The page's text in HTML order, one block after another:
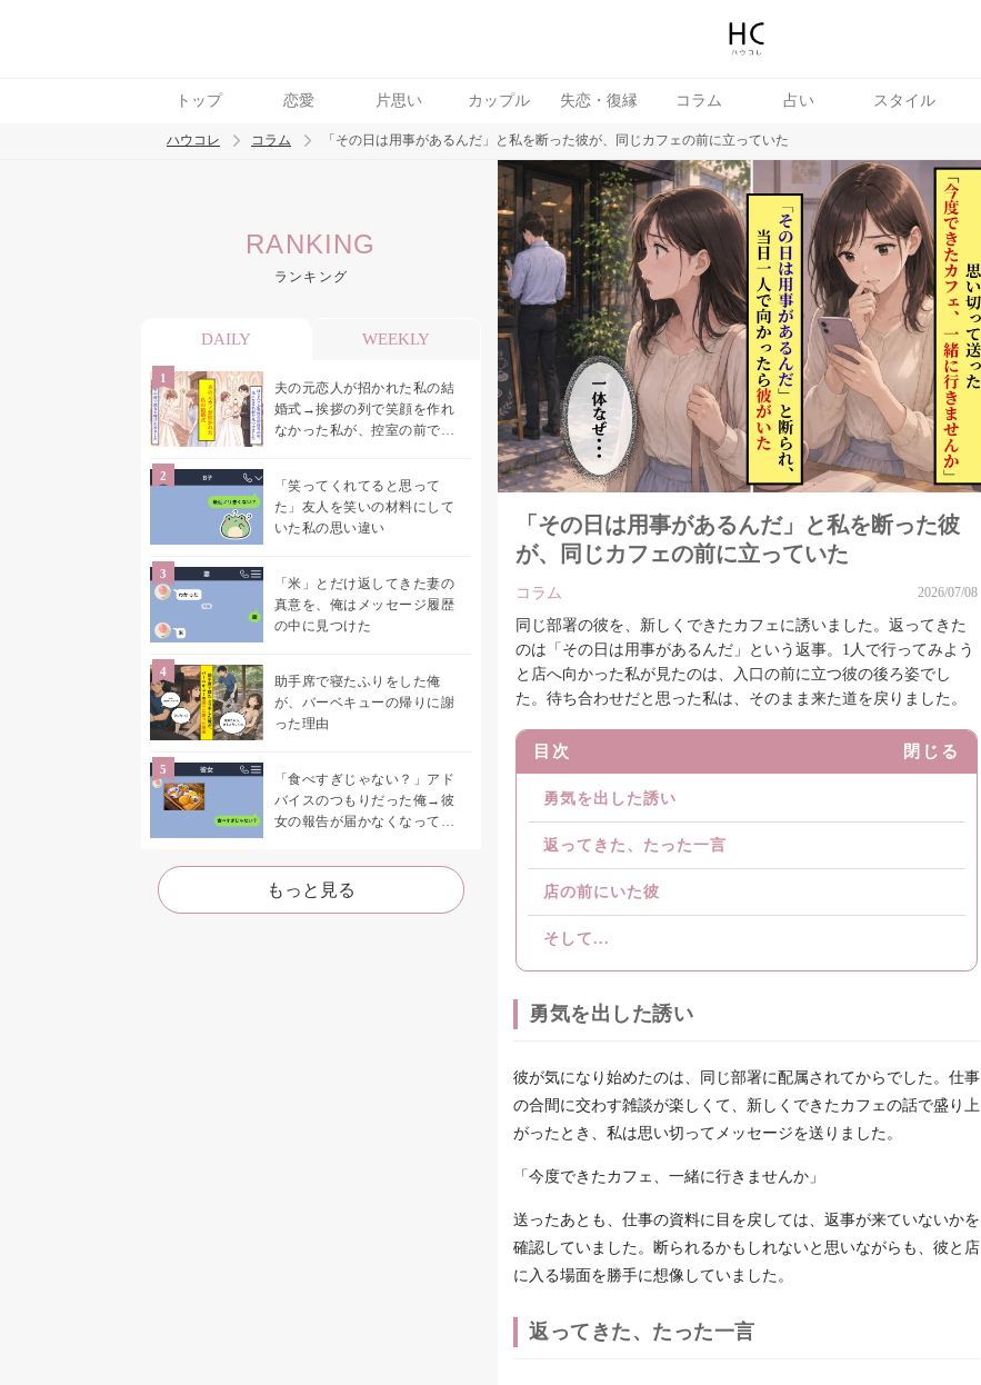
トップ 恋愛 片思い カップル 失恋・復縁 コラム 占い スタイル
トレンド ワード
イイ女 婚活
ハウコレ コラム 「その日は用事があるんだ」と私を断った彼が、同じカフェの前に立っていた
RANKING
ランキング
DAILY WEEKLY
夫の元恋人が招かれた私の結
婚式→挨拶の列で笑顔を作れ
なかった私が、控室の前で彼
「笑ってくれてると思って
た」友人を笑いの材料にして
いた私の思い違い
「米」とだけ返してきた妻の
真意を、俺はメッセージ履歴
の中に見つけた
助手席で寝たふりをした俺
が、バーベキューの帰りに謝
った理由
「食べすぎじゃない？」アド
バイスのつもりだった俺→彼
女の報告が届かなくなって、
た
もっと見る
「その日は用事があるんだ」と私を断った彼
が、同じカフェの前に立っていた
コラム 2026/07/08
同じ部署の彼を、新しくできたカフェに誘いました。返ってきた
のは「その日は用事があるんだ」という返事。1人で行ってみよう
と店へ向かった私が見たのは、入口の前に立つ彼の後ろ姿でし
た。待ち合わせだと思った私は、そのまま来た道を戻りました。
目次 閉じる
勇気を出した誘い
返ってきた、たった一言
店の前にいた彼
そして...
勇気を出した誘い
彼が気になり始めたのは、同じ部署に配属されてからでした。仕事
の合間に交わす雑談が楽しくて、新しくできたカフェの話で盛り上
がったとき、私は思い切ってメッセージを送りました。
「今度できたカフェ、一緒に行きませんか」
送ったあとも、仕事の資料に目を戻しては、返事が来ていないかを
確認していました。断られるかもしれないと思いながらも、彼と店
に入る場面を勝手に想像していました。
返ってきた、たった一言